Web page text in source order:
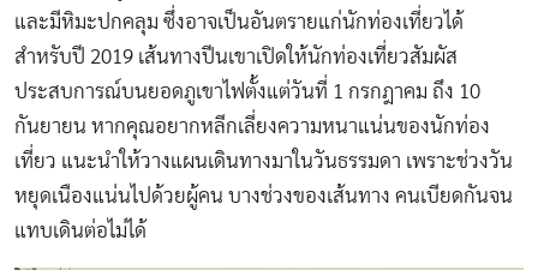
และมีหิมะปกคลุม ซึ่งอาจเป็นอันตรายแก่นักท่องเที่ยวได้
สำหรับปี 2019 เส้นทางปีนเขาเปิดให้นักท่องเที่ยวสัมผัส
ประสบการณ์บนยอดภูเขาไฟตั้งแต่วันที่ 1 กรกฎาคม ถึง 10
กันยายน หากคุณอยากหลีกเลี่ยงความหนาแน่นของนักท่อง
เที่ยว แนะนำให้วางแผนเดินทางมาในวันธรรมดา เพราะช่วงวัน
หยุดเนืองแน่นไปด้วยผู้คน บางช่วงของเส้นทาง คนเบียดกันจน
แทบเดินต่อไม่ได้